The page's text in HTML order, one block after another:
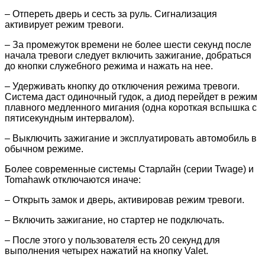
– Отпереть дверь и сесть за руль. Сигнализация
активирует режим тревоги.
– За промежуток времени не более шести секунд после
начала тревоги следует включить зажигание, добраться
до кнопки служебного режима и нажать на нее.
– Удерживать кнопку до отключения режима тревоги.
Система даст одиночный гудок, а диод перейдет в режим
плавного медленного мигания (одна короткая вспышка с
пятисекундным интервалом).
– Выключить зажигание и эксплуатировать автомобиль в
обычном режиме.
Более современные системы Старлайн (серии Twage) и
Tomahawk отключаются иначе:
– Открыть замок и дверь, активировав режим тревоги.
– Включить зажигание, но стартер не подключать.
– После этого у пользователя есть 20 секунд для
выполнения четырех нажатий на кнопку Valet.